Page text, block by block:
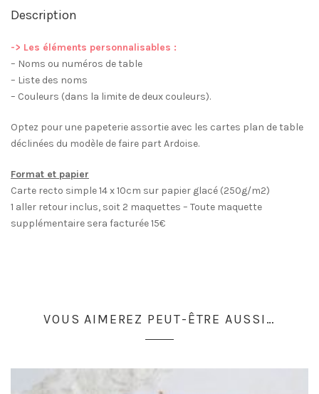
Description
-> Les éléments personnalisables :
– Noms ou numéros de table
– Liste des noms
– Couleurs (dans la limite de deux couleurs).
Optez pour une papeterie assortie avec les cartes plan de table
déclinées du modèle de faire part Ardoise.
Format et papier
Carte recto simple 14 x 10cm sur papier glacé (250g/m2)
1 aller retour inclus, soit 2 maquettes – Toute maquette
supplémentaire sera facturée 15€
VOUS AIMEREZ PEUT-ÊTRE AUSSI…